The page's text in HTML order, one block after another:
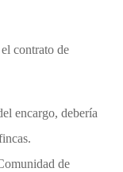
contrato de
encargo, debería
de